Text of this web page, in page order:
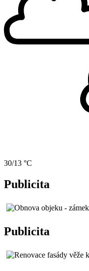
30/13 °C
Publicita
Publicita